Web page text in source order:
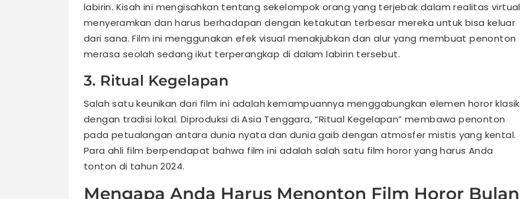
labirin. Kisah ini mengisahkan tentang sekelompok orang yang terjebak dalam realitas virtual
menyeramkan dan harus berhadapan dengan ketakutan terbesar mereka untuk bisa keluar
dari sana. Film ini menggunakan efek visual menakjubkan dan alur yang membuat penonton
merasa seolah sedang ikut terperangkap di dalam labirin tersebut.
3. Ritual Kegelapan
Salah satu keunikan dari film ini adalah kemampuannya menggabungkan elemen horor klasik
dengan tradisi lokal. Diproduksi di Asia Tenggara, “Ritual Kegelapan” membawa penonton
pada petualangan antara dunia nyata dan dunia gaib dengan atmosfer mistis yang kental.
Para ahli film berpendapat bahwa film ini adalah salah satu film horor yang harus Anda
tonton di tahun 2024.
Mengapa Anda Harus Menonton Film Horor Bulan